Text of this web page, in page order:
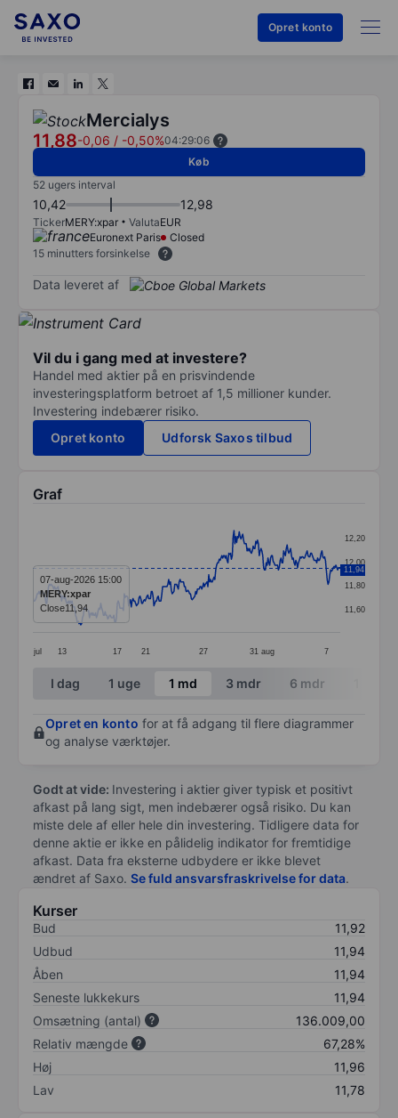
Opret konto
Mercialys
11,88-0,06 / -0,50%04:29:06
Køb
52 ugers interval
10,42 12,98
TickerMERY:xpar ValutaEUR
Euronext Paris
Closed
15 minutters forsinkelse
Data leveret af
Vil du i gang med at investere?
Handel med aktier på en prisvindende
investeringsplatform betroet af 1,5 millioner kunder.
Investering indebærer risiko.
Opret konto
Udforsk Saxos tilbud
Graf
Line chart with 354 data points.
The chart has 1 X axis displaying categories.
The chart has 1 Y axis displaying values. Data ranges
jul 13 17 21 27 31 aug 7
11,60
11,80
12,00
12,20
11,94
07-aug-2026 15:00
MERY:xpar
Close11,94
End of interactive chart.
I dag 1 uge 1 md 3 mdr 6 mdr
Opret en konto for at få adgang til flere diagrammer
og analyse værktøjer.
Godt at vide: Investering i aktier giver typisk et positivt
afkast på lang sigt, men indebærer også risiko. Du kan
miste dele af eller hele din investering. Tidligere data for
denne aktie er ikke en pålidelig indikator for fremtidige
afkast. Data fra eksterne udbydere er ikke blevet
ændret af Saxo. Se fuld ansvarsfraskrivelse for data.
Kurser
Bud
11,92
Udbud
11,94
Åben
11,94
Seneste lukkekurs
11,94
Omsætning (antal)
136.009,00
Relativ mængde
67,28%
Høj
11,96
Lav
11,78